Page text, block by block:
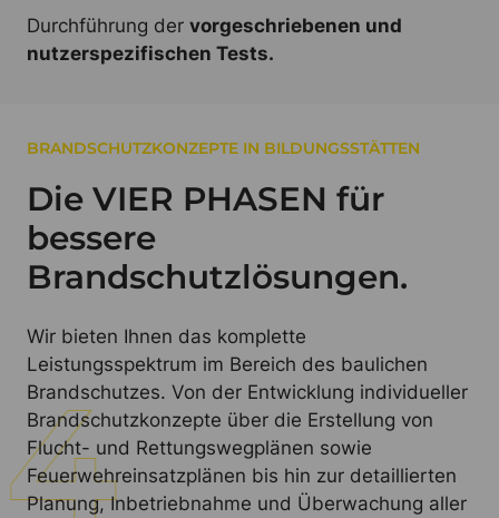
Durchführung der vorgeschriebenen und
nutzerspezifischen Tests.
BRANDSCHUTZKONZEPTE IN BILDUNGSSTÄTTEN
Die VIER PHASEN für
bessere
Brandschutzlösungen.
Wir bieten Ihnen das komplette
Leistungsspektrum im Bereich des baulichen
Brandschutzes. Von der Entwicklung individueller
Brandschutzkonzepte über die Erstellung von
Flucht- und Rettungswegplänen sowie
Feuerwehreinsatzplänen bis hin zur detaillierten
Planung, Inbetriebnahme und Überwachung aller